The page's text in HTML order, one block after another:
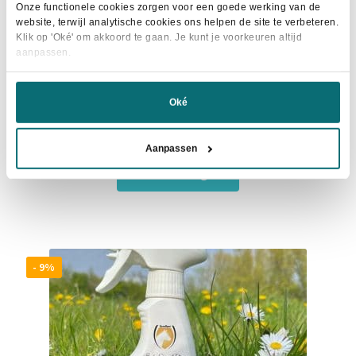
Onze functionele cookies zorgen voor een goede werking van de
website, terwijl analytische cookies ons helpen de site te verbeteren.
Klik op 'Oké' om akkoord te gaan. Je kunt je voorkeuren altijd
aanpassen.
Oké
Aanpassen
Combideal: Protection Spray + Knockoff Vliegenval +
Knockoff Refill
€61,50Oorspronkelijke
prijs
was:
€61,50.
€51,40Huidige
is:
€51,40.
In winkelwagen
- 9%